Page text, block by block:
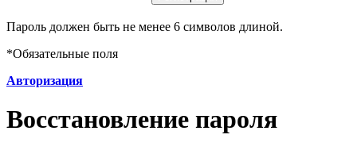
Пароль должен быть не менее 6 символов длиной.
*Обязательные поля
Авторизация
Восстановление пароля